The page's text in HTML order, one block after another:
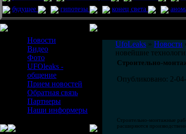
будущее
гипотезы конец света
Новости
Видео
Фото
UFOleaks -
общение
Прием новостей
Обратная связь
Партнеры
Наши информеры
UfoLeaks » Новости
новейшие
Строительно-
Опубликовано: 2-
Строительно-монтажные
расширяются